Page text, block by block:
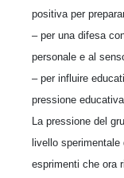
positiva per
– per una difesa
personale e al
– per influire
pressione
La pressione del
livello
esprimenti che ora